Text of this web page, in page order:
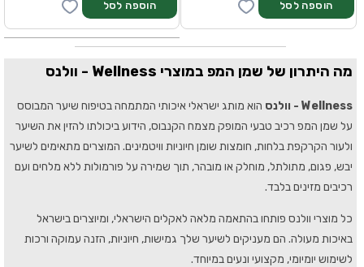
מה היתרון של שמן המפ במוצרי Wellness - וולנס
Wellness - וולנס
הוא מותג ישראלי איכותי המתמחה בטיפוח שיער המבוסס
על שמן המפ רכיב טבעי המופק מצמח הקנבוס, הידוע ביכולתו להזין את השיער
ולעור הקרקפת בלחות, חומצות שומן חיוניות וויטמינים. המוצרים מתאימים לשיער
יבש, פגום, מתולתל, מוחלק או מובהר, תוך שמירה על פורמולות ללא מלחים ועם
רכיבים מזינים בלבד.
כל מוצרי וולנס פותחו בהתאמה מלאה לאקלים הישראלי, ומיוצרים בישראל
באיכות מעולה. הם מעניקים לשיער שלך גמישות, חיוניות, הזנה עמוקה ורכות
לשימוש יומיומי, מקצועי ונעים במיוחד.